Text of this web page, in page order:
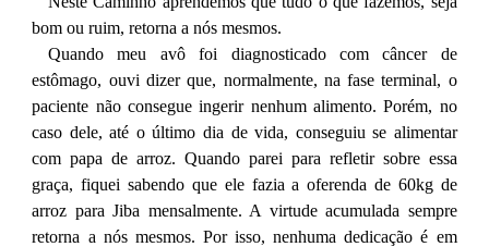
bom ou ruim, retorna a nós mesmos.
Quando meu avô foi diagnosticado com câncer de
estômago, ouvi dizer que, normalmente, na fase terminal, o
paciente não consegue ingerir nenhum alimento. Porém, no
caso dele, até o último dia de vida, conseguiu se alimentar
com papa de arroz. Quando parei para refletir sobre essa
graça, fiquei sabendo que ele fazia a oferenda de 60kg de
arroz para Jiba mensalmente. A virtude acumulada sempre
retorna a nós mesmos. Por isso, nenhuma dedicação é em